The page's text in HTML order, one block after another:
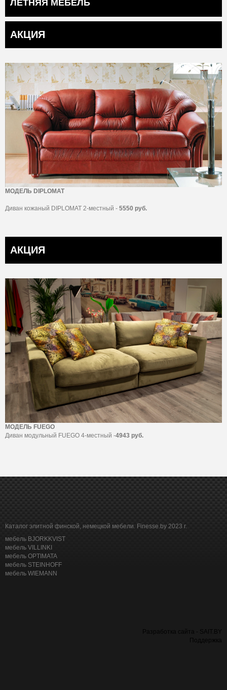
ЛЕТНЯЯ МЕБЕЛЬ
АКЦИЯ
МОДЕЛЬ DIPLOMAT
Диван кожаный DIPLOMAT 2-местный - 5550 руб.
АКЦИЯ
МОДЕЛЬ FUEGO
Диван модульный FUEGO 4-местный -4943 руб.
Каталог элитной финской, немецкой мебели. Finesse.by 2023 г.
мебель BJORKKVIST
мебель VILLINKI
мебель OPTIMATA
мебель STEINHOFF
мебель WIEMANN
Разработка сайта - SAIT.BY
Поддержка